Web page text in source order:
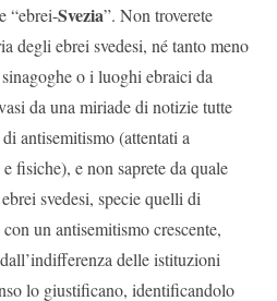
“ebrei-Svezia”. Non troverete
degli ebrei svedesi, né tanto meno
o i luoghi ebraici da
da una miriade di notizie tutte
antisemitismo (attentati a
fisiche), e non saprete da quale
svedesi, specie quelli di
un antisemitismo crescente,
delle istituzioni
lo giustificano, identificandolo